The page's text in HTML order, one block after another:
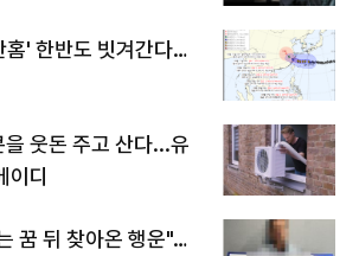
홈' 한반도 빗겨간다…
웃돈 주고 산다...유
이디
꿈 뒤 찾아온 행운"…